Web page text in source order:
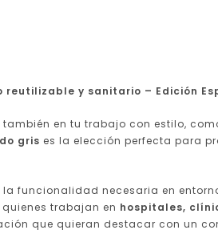
reutilizable y sanitario – Edición
en tu trabajo con estilo,
gris es la elección perfecta para
la funcionalidad necesaria en
trabajan en hospitales,
que quieran destacar con un